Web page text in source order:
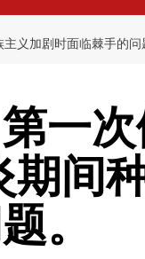
义加剧时面临棘手的问
一次
期间
。